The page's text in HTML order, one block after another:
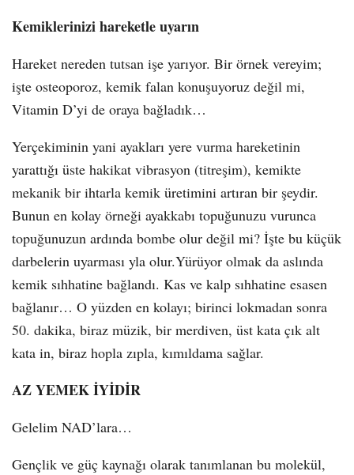
Kemiklerinizi hareketle uyarın
Hareket nereden tutsan işe yarıyor. Bir örnek vereyim;
işte osteoporoz, kemik falan konuşuyoruz değil mi,
Vitamin D’yi de oraya bağladık…
Yerçekiminin yani ayakları yere vurma hareketinin
yarattığı üste hakikat vibrasyon (titreşim), kemikte
mekanik bir ihtarla kemik üretimini artıran bir şeydir.
Bunun en kolay örneği ayakkabı topuğunuzu vurunca
topuğunuzun ardında bombe olur değil mi? İşte bu küçük
darbelerin uyarması yla olur.Yürüyor olmak da aslında
kemik sıhhatine bağlandı. Kas ve kalp sıhhatine esasen
bağlanır… O yüzden en kolayı; birinci lokmadan sonra
50. dakika, biraz müzik, bir merdiven, üst kata çık alt
kata in, biraz hopla zıpla, kımıldama sağlar.
AZ YEMEK İYİDİR
Gelelim NAD’lara…
Gençlik ve güç kaynağı olarak tanımlanan bu molekül,